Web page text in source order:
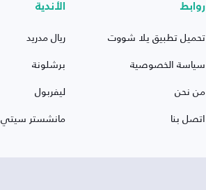
روابط
تحميل تطبيق يلا شووت
سياسة الخصوصية
من نحن
اتصل بنا
الأندية
ريال مدريد
برشلونة
ليفربول
مانشستر سيتي